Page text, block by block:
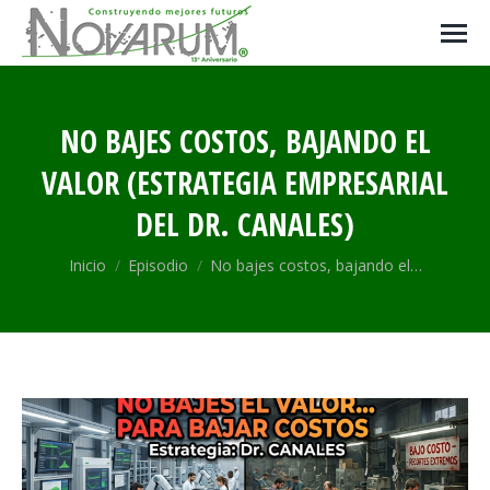
NO BAJES COSTOS, BAJANDO EL
VALOR (ESTRATEGIA EMPRESARIAL
DEL DR. CANALES)
Estás aquí:
Inicio Episodio No bajes costos, bajando el…